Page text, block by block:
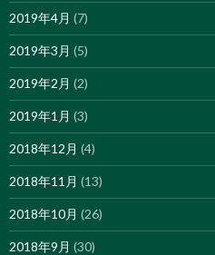
2019年4月 (7)
2019年3月 (5)
2019年2月 (2)
2019年1月 (3)
2018年12月 (4)
2018年11月 (13)
2018年10月 (26)
2018年9月 (30)